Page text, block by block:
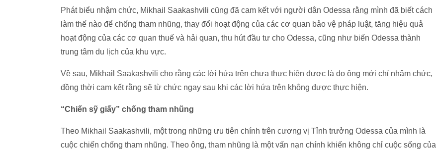
Phát biểu nhậm chức, Mikhail Saakashvili cũng đã cam kết với người dân Odessa rằng mình đã biết cách
làm thế nào để chống tham nhũng, thay đổi hoạt động của các cơ quan bảo vệ pháp luật, tăng hiệu quả
hoạt động của các cơ quan thuế và hải quan, thu hút đầu tư cho Odessa, cũng như biến Odessa thành
trung tâm du lịch của khu vực.
Về sau, Mikhail Saakashvili cho rằng các lời hứa trên chưa thực hiện được là do ông mới chỉ nhậm chức,
đồng thời cam kết rằng sẽ từ chức ngay sau khi các lời hứa trên không được thực hiện.
“Chiến sỹ giấy” chống tham nhũng
Theo Mikhail Saakashvili, một trong những ưu tiên chính trên cương vị Tỉnh trưởng Odessa của mình là
cuộc chiến chống tham nhũng. Theo ông, tham nhũng là một vấn nạn chính khiến không chỉ cuộc sống của